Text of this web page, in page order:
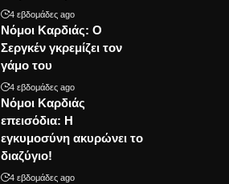
4 εβδομάδες ago
Νόμοι Καρδιάς: Ο
Σεργκέν γκρεμίζει τον
γάμο του
4 εβδομάδες ago
Νόμοι Καρδιάς
επεισόδια: Η
εγκυμοσύνη ακυρώνει το
διαζύγιο!
4 εβδομάδες ago